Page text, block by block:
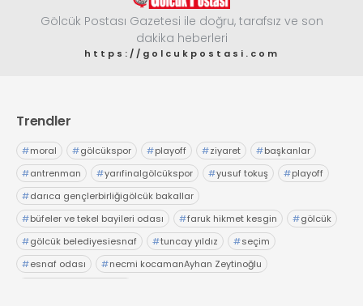
Gölcük Postası Gazetesi ile doğru, tarafsız ve son
dakika heberleri
https://golcukpostasi.com
Trendler
#moral #gölcükspor #playoff #ziyaret #başkanlar
#antrenman #yarıfinalgölcükspor #yusuf tokuş #playoff
#darıca gençlerbirliğigölcük bakallar
#büfeler ve tekel bayileri odası #faruk hikmet kesgin #gölcük
#gölcük belediyesiesnaf #tuncay yıldız #seçim
#esnaf odası #necmi kocamanAyhan Zeytinoğlu